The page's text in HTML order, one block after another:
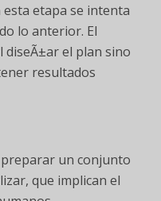
esta etapa se intenta
lo anterior. El
el plan sino
resultados
un conjunto
que implican el